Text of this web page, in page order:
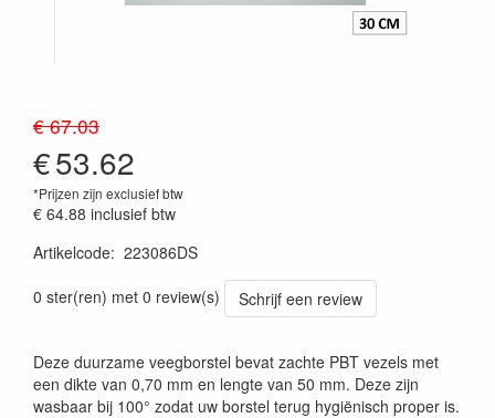
€ 67.03
€53.62
*Prijzen zijn exclusief btw
€ 64.88 inclusief btw
Artikelcode: 223086DS
0 ster(ren) met 0 review(s)
Schrijf een review
Deze duurzame veegborstel bevat zachte PBT vezels met
een dikte van 0,70 mm en lengte van 50 mm. Deze zijn
wasbaar bij 100° zodat uw borstel terug hygiënisch proper is.